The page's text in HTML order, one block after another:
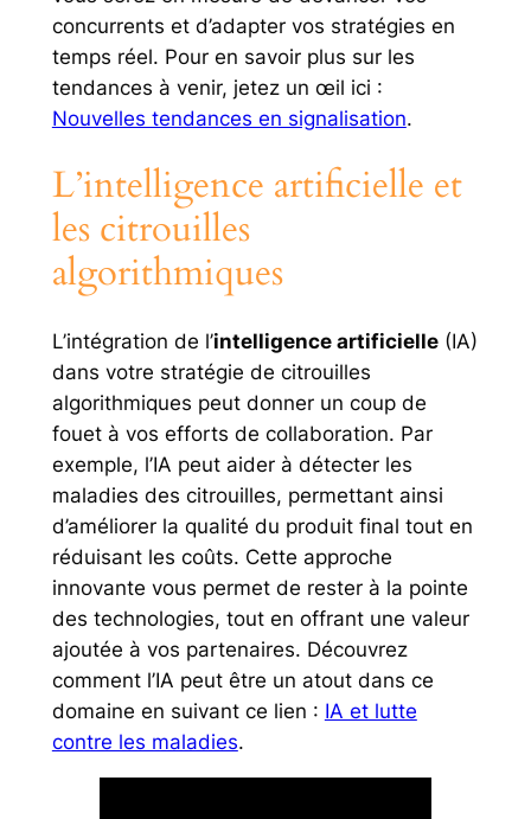
concurrents et d’adapter vos stratégies en
temps réel. Pour en savoir plus sur les
tendances à venir, jetez un œil ici :
Nouvelles tendances en signalisation.
L’intelligence artificielle et
les citrouilles
algorithmiques
L’intégration de l’intelligence artificielle(IA)
dans votre stratégie de citrouilles
algorithmiques peut donner un coup de
fouet à vos efforts de collaboration. Par
exemple, l’IA peut aider à détecter les
maladies des citrouilles, permettant ainsi
d’améliorer la qualité du produit final tout en
réduisant les coûts. Cette approche
innovante vous permet de rester à la pointe
des technologies, tout en offrant une valeur
ajoutée à vos partenaires. Découvrez
comment l’IA peut être un atout dans ce
domaine en suivant ce lien : IA et lutte
contre les maladies.